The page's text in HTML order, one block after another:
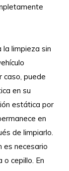
la limpieza sin
caso, puede
en su
estática por
en
de limpiarlo.
es necesario
cepillo. En